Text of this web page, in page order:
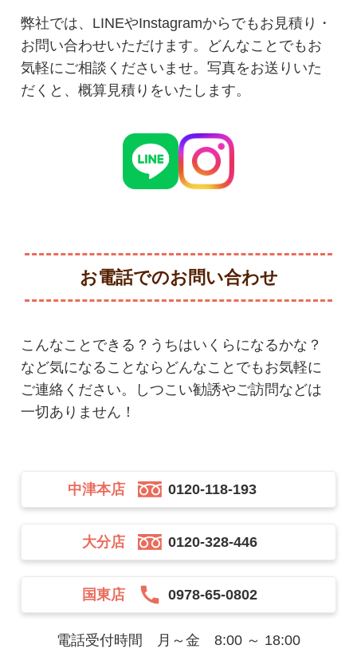
弊社では、LINEやInstagramからでもお見積り・
お問い合わせいただけます。どんなことでもお
気軽にご相談くださいませ。写真をお送りいた
だくと、概算見積りをいたします。
お電話でのお問い合わせ
こんなことできる？うちはいくらになるかな？
など気になることならどんなことでもお気軽に
ご連絡ください。しつこい勧誘やご訪問などは
一切ありません！
中津本店 0120-118-193
大分店 0120-328-446
国東店 0978-65-0802
電話受付時間 月～金 8:00 ～ 18:00